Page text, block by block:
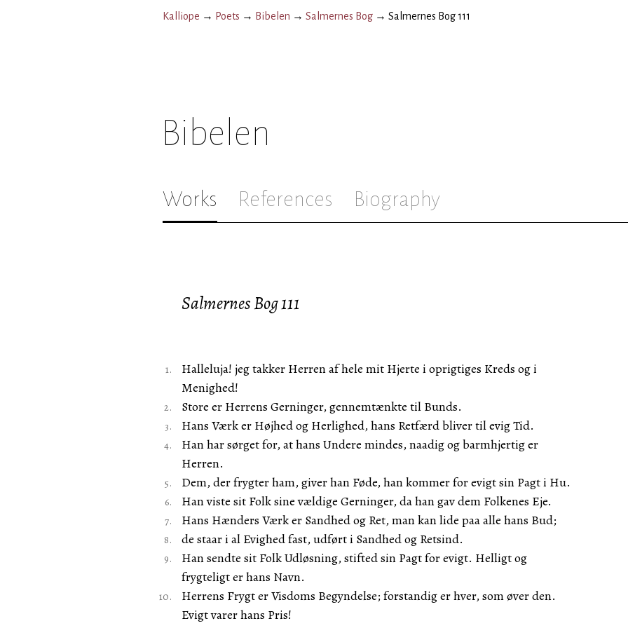
Kalliope → Poets → Bibelen → Salmernes Bog → Salmernes Bog 111
Bibelen
Works References Biography
Salmernes Bog 111
Halleluja! jeg takker Herren af hele mit Hjerte i oprigtiges Kreds og i
Menighed!
Store er Herrens Gerninger, gennemtænkte til Bunds.
Hans Værk er Højhed og Herlighed, hans Retfærd bliver til evig Tid.
Han har sørget for, at hans Undere mindes, naadig og barmhjertig er
Herren.
Dem, der frygter ham, giver han Føde, han kommer for evigt sin Pagt i Hu.
Han viste sit Folk sine vældige Gerninger, da han gav dem Folkenes Eje.
Hans Hænders Værk er Sandhed og Ret, man kan lide paa alle hans Bud;
de staar i al Evighed fast, udført i Sandhed og Retsind.
Han sendte sit Folk Udløsning, stifted sin Pagt for evigt. Helligt og
frygteligt er hans Navn.
Herrens Frygt er Visdoms Begyndelse; forstandig er hver, som øver den.
Evigt varer hans Pris!